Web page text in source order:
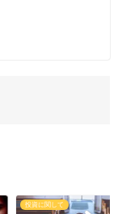
投資に関して